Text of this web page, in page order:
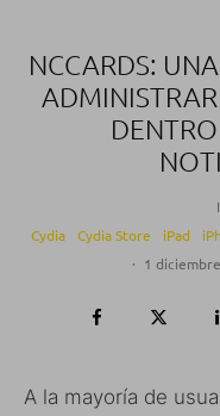
NCCARDS:
Cydia
Cydia Store iPad
· 1
A la mayoría de